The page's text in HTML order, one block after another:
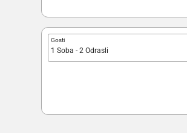
Gosti
1 Soba - 2 Odrasli